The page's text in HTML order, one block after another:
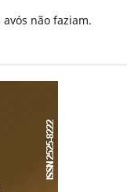
avós não faziam.